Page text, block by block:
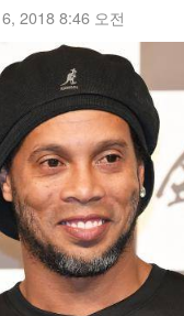
2018 8:46 오전